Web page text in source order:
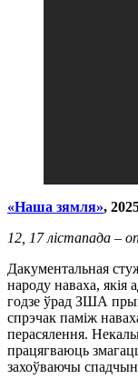
«Наша зямля»,
12, 17 лістапада –
Дакументальная
народу наваха,
годзе ўрад ЗША
спрэчак паміж
перасялення.
працягваюць
захоўваючы